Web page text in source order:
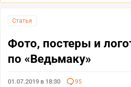
Статья
Фото, постеры и
по «Ведьмаку»
01.07.2019 в 18:30 95